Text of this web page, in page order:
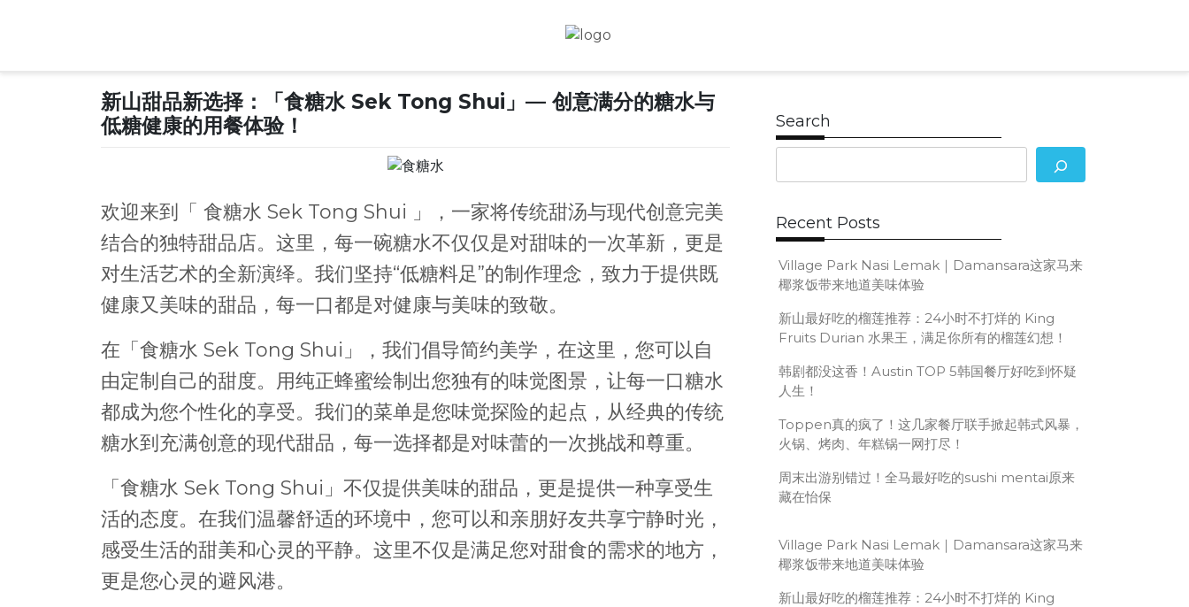
新山甜品新选择：「食糖水 Sek Tong Shui」— 创意满分的糖水与
低糖健康的用餐体验！
欢迎来到「 食糖水 Sek Tong Shui 」，一家将传统甜汤与现代创意完美
结合的独特甜品店。这里，每一碗糖水不仅仅是对甜味的一次革新，更是
对生活艺术的全新演绎。我们坚持“低糖料足”的制作理念，致力于提供既
健康又美味的甜品，每一口都是对健康与美味的致敬。
在「食糖水 Sek Tong Shui」，我们倡导简约美学，在这里，您可以自
由定制自己的甜度。用纯正蜂蜜绘制出您独有的味觉图景，让每一口糖水
都成为您个性化的享受。我们的菜单是您味觉探险的起点，从经典的传统
糖水到充满创意的现代甜品，每一选择都是对味蕾的一次挑战和尊重。
「食糖水 Sek Tong Shui」不仅提供美味的甜品，更是提供一种享受生
活的态度。在我们温馨舒适的环境中，您可以和亲朋好友共享宁静时光，
感受生活的甜美和心灵的平静。这里不仅是满足您对甜食的需求的地方，
更是您心灵的避风港。
Search
Recent Posts
Village Park Nasi Lemak｜Damansara这家马来
椰浆饭带来地道美味体验
新山最好吃的榴莲推荐：24小时不打烊的 King
Fruits Durian 水果王，满足你所有的榴莲幻想！
韩剧都没这香！Austin TOP 5韩国餐厅好吃到怀疑
人生！
Toppen真的疯了！这几家餐厅联手掀起韩式风暴，
火锅、烤肉、年糕锅一网打尽！
周末出游别错过！全马最好吃的sushi mentai原来
藏在怡保
Village Park Nasi Lemak｜Damansara这家马来
椰浆饭带来地道美味体验
新山最好吃的榴莲推荐：24小时不打烊的 King